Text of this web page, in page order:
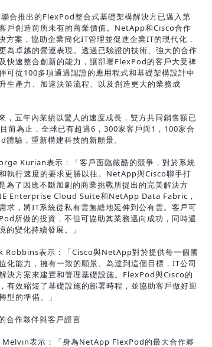
合推出的FlexPod整合式基礎架構解決方已邁入第
戶創造前所未有的商業價值。NetApp和Cisco合作
方案，協助企業簡化IT管理並促進企業IT的現代化，
為卓越的營運表現。透過已驗證的技術、強大的合作
快速整合創新的能力，讓部署FlexPod的客戶大受裨
可從100多項通過認證的應用程式和基礎架構設計中
生產力、加速決策流程、以及創造更大的業務成
，五年內業績以驚人的速度成長，雙方共同銷售額已
前為止，全球已有超過6，300家客戶與1，100家合
體驗，重新構建科技的新願景。
Kurian表示：「客戶面臨嚴酷的競爭，對於系統
執行速度的要求更勝以往。NetApp與Cisco聯手打
為了因應不斷加劇的商業挑戰所提出的完美解決方
Enterprise Cloud Suite和NetApp Data Fabric，
求，將IT系統從私有雲無縫地延伸到公有雲。客戶可
所做的投資，不但可協助其業務邁向成功，同時還
的變化持續發展。」
Robbins表示：「Cisco與NetApp對於提供每一個國
化能力，擁有一致的願景。為達到這個目標，IT公司
決方案來建置和管理基礎設施。FlexPod與Cisco的
有效縮短了基礎設施的部署時程，並協助客戶做好迎
型的準備。」
合作夥伴與客戶證言
表示：「身為NetApp FlexPod的最大合作夥